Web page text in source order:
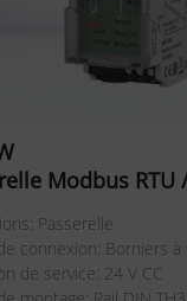
Modbus RTU
Passerelle
connexion: Borniers à
de service: 24 V CC